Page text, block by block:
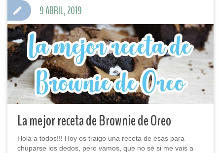
La mejor receta de Brownie de Oreo
Hola a todos!!! Hoy os traigo una receta de esas para
chuparse los dedos, pero vamos, que no sé si me vais a
9 ABRIL, 2019